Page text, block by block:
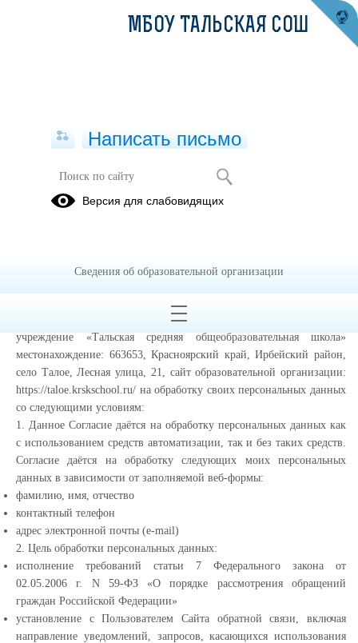
Информированное согласие
посетителя сайта на обработку
согласие Муниципальное бюджетное общеобразовательное
учреждение «Тальская средняя общеобразовательная школа»
местонахождение: 663653, Красноярский край, Ирбейский район,
село Талое, Лесная улица, 21, сайт образовательной организации:
https://taloe.krskschool.ru/ на обработку своих персональных данных
со следующими условиям:
1. Данное Согласие даётся на обработку персональных данных как
с использованием средств автоматизации, так и без таких средств.
Согласие даётся на обработку следующих моих персональных
данных в зависимости от заполняемой веб-формы:
фамилию, имя, отчество
контактный телефон
адрес электронной почты (e-mail)
2. Цель обработки персональных данных:
исполнение требований статьи 7 Федерального закона от
02.05.2006 г. N 59-ФЗ «О порядке рассмотрения обращений
граждан Российской Федерации»
установление с Пользователем Сайта обратной связи, включая
направление уведомлений, запросов, касающихся использования
МБОУ ТАЛЬСКАЯ СОШ
Написать письмо
Версия для слабовидящих
Сведения об образовательной организации